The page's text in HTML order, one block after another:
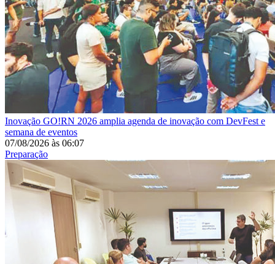
Inovação GO!RN 2026 amplia agenda de inovação com DevFest e
semana de eventos
07/08/2026 às 06:07
Preparação